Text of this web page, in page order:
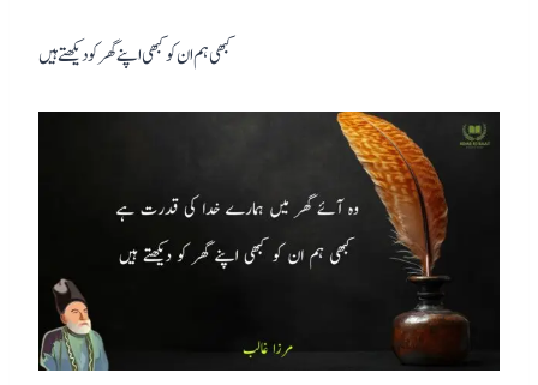
کبھی ہم ان کو کبھی اپنے گھر کو دیکھتے ہیں